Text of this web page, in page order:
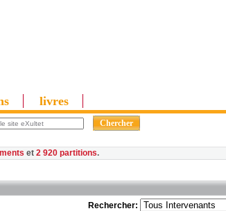
livres
et 2 920 partitions.
Rechercher: